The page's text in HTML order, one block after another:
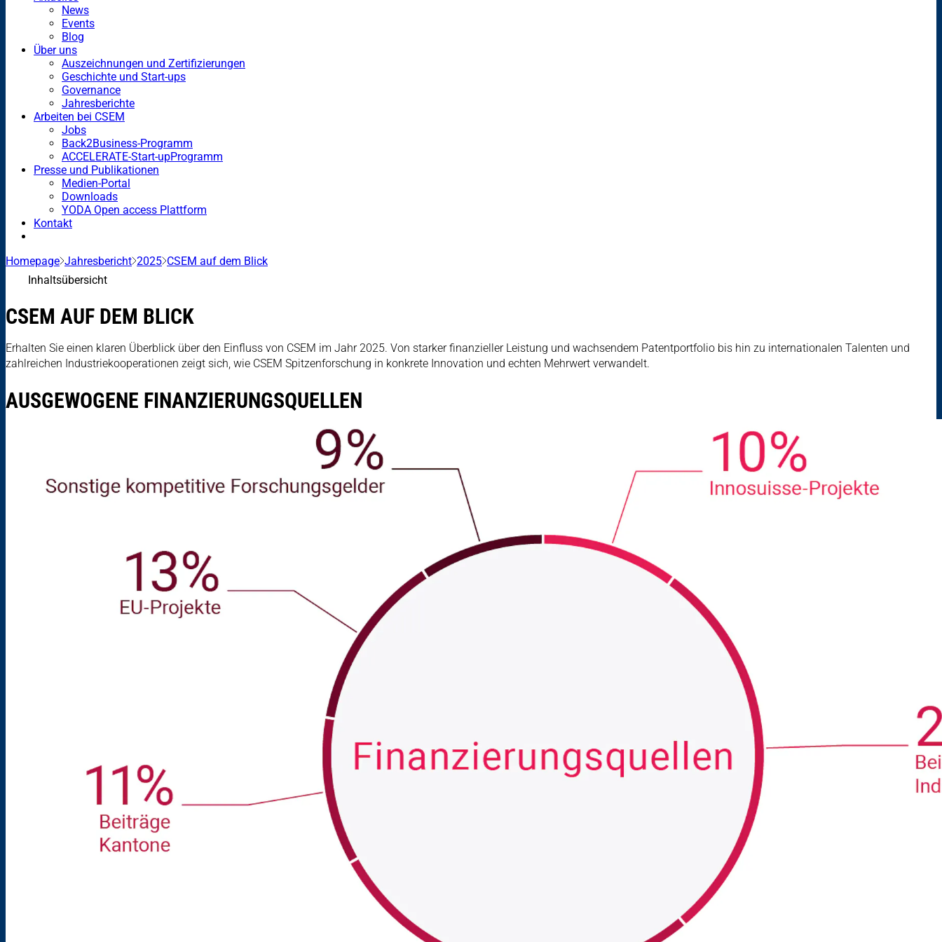
News
Events
Blog
Über uns
Auszeichnungen und Zertifizierungen
Geschichte und Start-ups
Governance
Jahresberichte
Arbeiten bei CSEM
Jobs
Back2Business-Programm
ACCELERATE-Start-upProgramm
Presse und Publikationen
Medien-Portal
Downloads
YODA Open access Plattform
Kontakt
Homepage Jahresbericht 2025 CSEM auf dem Blick
Inhaltsübersicht
CSEM AUF DEM BLICK
Erhalten Sie einen klaren Überblick über den Einfluss von CSEM im Jahr 2025. Von starker finanzieller Leistung und wachsendem Patentportfolio bis hin zu internationalen Talenten und
zahlreichen Industriekooperationen zeigt sich, wie CSEM Spitzenforschung in konkrete Innovation und echten Mehrwert verwandelt.
AUSGEWOGENE FINANZIERUNGSQUELLEN